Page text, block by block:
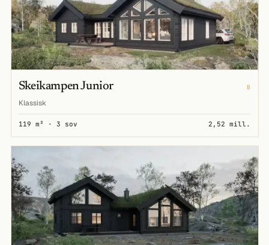
Skeikampen Junior B
Klassisk
119 m² · 3 sov 2,52 mill.